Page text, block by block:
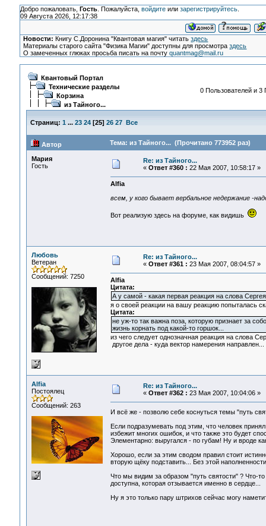
Добро пожаловать, Гость. Пожалуйста, войдитеили зарегистрируйтесь.
09 Августа 2026, 12:17:38
Новости: Книгу С.Доронина "Квантовая магия" читатьздесь
Материалы старого сайта "Физика Магии" доступны для просмотраздесь
О замеченных глюках просьба писать на почтуquantmag@mail.ru
Квантовый Портал
Технические разделы
Корзина
из Тайного...
0 Пользователей и 3
Страниц: 1 ... 23 24[25] 26 27 Все
Автор Тема: из Тайного... (Прочитано 773952 раз)
Мария
Гость
Re: из Тайного...
« Ответ #360 : 22 Мая 2007, 10:58:17 »
Alfia
всем, у кого бывает вербальное недержание -
Вот реализую здесь на форуме, как видишь
Любовь
Ветеран
Сообщений: 7250
Re: из Тайного...
« Ответ #361 : 23 Мая 2007, 08:04:57 »
Alfia
Цитата:
А у самой - какая первая реакция на слова
я о своей реакции на вашу реакцию попыталась
Цитата:
не уж-то так важна поза, которую признает за
жизнь корнать под какой-то горшок...
из чего следует однозначная реакция на слова
другое дела - куда вектор намерения
Alfia
Постоялец
Сообщений: 263
Re: из Тайного...
« Ответ #362 : 23 Мая 2007, 10:04:06 »
И всё же - позволю себе коснуться темы "путь
Если подразумевать под этим, что человек
избежит многих ошибок, и что также это будет
Элементарно: выругался - по губам! Ну и вроде
Хорошо, если за этим сводом правил стоит
вторую щёку подставить... Без этой
Что мы видим за образом "путь святости" ? Что-
доступна, которая отзывается именно в сердце...
Ну я это только пару штрихов сейчас могу